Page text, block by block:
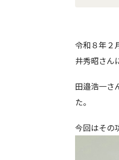
令和８年２
井秀昭さん
田邉浩一さ
た。
今回はその